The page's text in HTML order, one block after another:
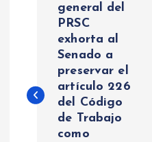
e
general del
PRSC
exhorta al
Senado a
preservar el
artículo 226
del Código
de Trabajo
como